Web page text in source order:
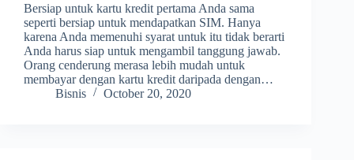
Bersiap untuk kartu kredit pertama Anda sama
seperti bersiap untuk mendapatkan SIM. Hanya
karena Anda memenuhi syarat untuk itu tidak berarti
Anda harus siap untuk mengambil tanggung jawab.
Orang cenderung merasa lebih mudah untuk
membayar dengan kartu kredit daripada dengan…
Bisnis
October 20, 2020